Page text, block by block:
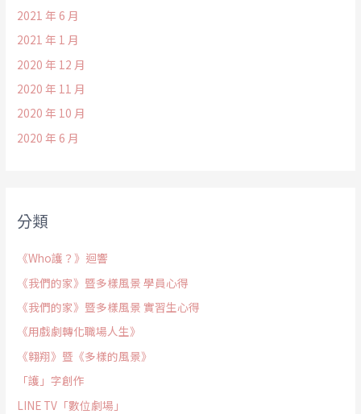
2021 年 6 月
2021 年 1 月
2020 年 12 月
2020 年 11 月
2020 年 10 月
2020 年 6 月
分類
《Who護？》迴響
《我們的家》暨多樣風景 學員心得
《我們的家》暨多樣風景 實習生心得
《用戲劇轉化職場人生》
《翱翔》暨《多樣的風景》
「護」字創作
LINE TV「數位劇場」